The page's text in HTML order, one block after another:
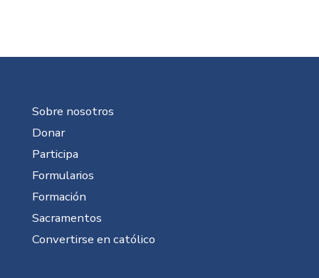
Sobre nosotros
Donar
Participa
Formularios
Formación
Sacramentos
Convertirse en católico